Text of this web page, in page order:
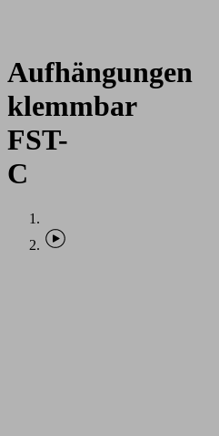
Aufhängungen
klemmbar
FST-
C